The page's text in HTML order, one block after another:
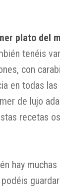
plato del
tenéis
con
en todas las
de lujo
recetas
hay muchas